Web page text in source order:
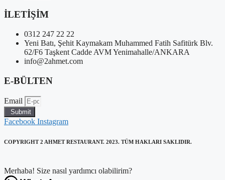
İLETİŞİM
0312 247 22 22
Yeni Batı, Şehit Kaymakam Muhammed Fatih Safitürk Blv.
62/F6 Taşkent Cadde AVM Yenimahalle/ANKARA
info@2ahmet.com
E-BÜLTEN
Email
Submit
Facebook Instagram
COPYRIGHT 2 AHMET RESTAURANT. 2023. TÜM HAKLARI SAKLIDIR.
Merhaba! Size nasıl yardımcı olabilirim?